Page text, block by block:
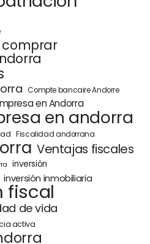
Compte bancaire Andorre
en Andorra
en andorra
Fiscalidad andorrana
Ventajas fiscales
inversión
inversión inmobiliaria
fiscal
de vida
activa